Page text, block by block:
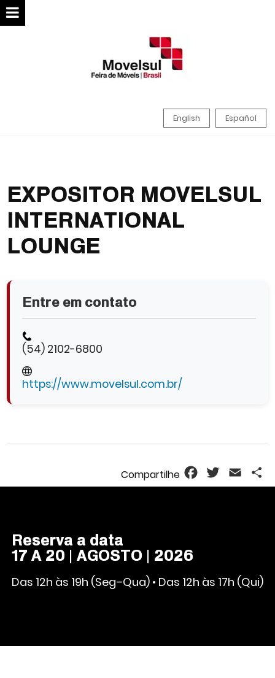
English Español
EXPOSITOR MOVELSUL
INTERNATIONAL
LOUNGE
Entre em contato
(54) 2102-6800
https://www.movelsul.com.br/
FacebookTwitterEmail
Reserva a data
17 A 20 | AGOSTO | 2026
Das 12h às 19h (Seg–Qua) • Das 12h às 17h (Qui)